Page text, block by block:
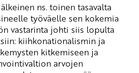
ns. toinen tasavalta
työväelle sen kokemia
vastarinta johti siis lopulta
kiihkonationalismin ja
kitkemiseen ja
arvojen